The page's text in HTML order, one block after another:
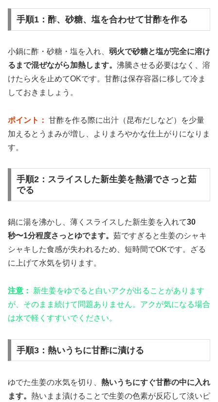
手順1：酢、砂糖、塩を合わせて甘酢を作る
小鍋に酢・砂糖・塩を入れ、 弱火で砂糖と塩が完全に溶け
るまで混ぜながら加熱します。 沸騰させる必要はなく、溶
けたら火を止めてOKです。甘酢は保存容器に移して冷ま
しておきましょう。
ポイント： 甘酢を作る際に出汁（昆布だしなど）を少量
加えるとうまみが増し、よりまろやかな仕上がりになりま
す。
手順2：スライスした新生姜を熱湯でさっと茹
でる
鍋に湯を沸かし、薄くスライスした新生姜を入れて30
秒〜1分程度さっとゆでます。 茹ですぎると生姜のシャキ
シャキした食感が失われるため、短時間でOKです。ざる
に上げて水気を切ります。
注意：
新生姜をゆでると白いアクが出ることがあります
が、そのまま続けて問題ありません。アクが気になる場合
は水で軽くすすいでください。
手順3：熱いうちに甘酢に漬ける
ゆでた生姜の水気を切り、 熱いうちにすぐ甘酢の中に入れ
ます。 熱いまま漬けることで生姜の色素が反応して淡いピ